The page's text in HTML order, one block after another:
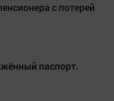
с потерей
паспорт.